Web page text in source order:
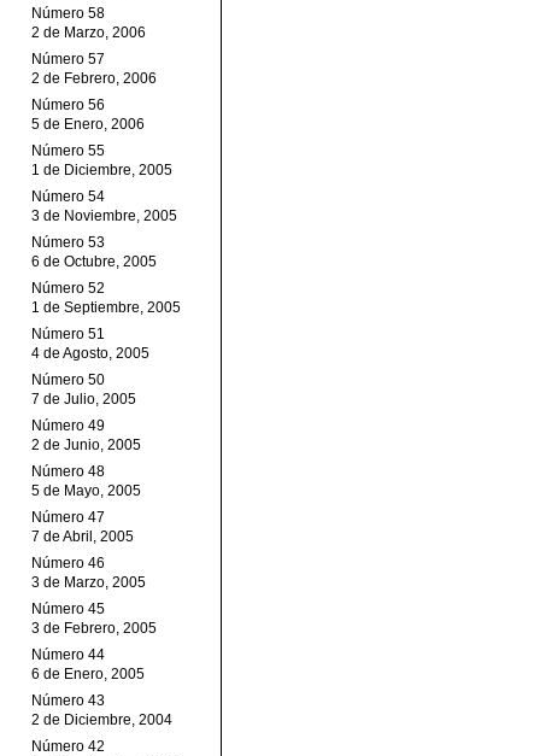
Número 58
2 de Marzo, 2006
Número 57
2 de Febrero, 2006
Número 56
5 de Enero, 2006
Número 55
1 de Diciembre, 2005
Número 54
3 de Noviembre, 2005
Número 53
6 de Octubre, 2005
Número 52
1 de Septiembre, 2005
Número 51
4 de Agosto, 2005
Número 50
7 de Julio, 2005
Número 49
2 de Junio, 2005
Número 48
5 de Mayo, 2005
Número 47
7 de Abril, 2005
Número 46
3 de Marzo, 2005
Número 45
3 de Febrero, 2005
Número 44
6 de Enero, 2005
Número 43
2 de Diciembre, 2004
Número 42